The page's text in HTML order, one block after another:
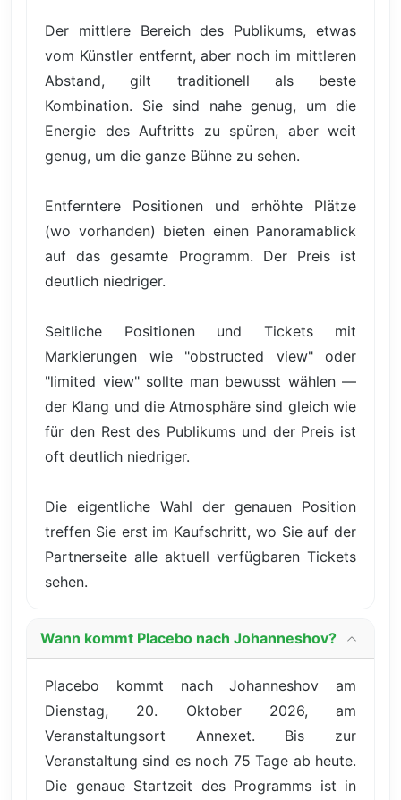
Der mittlere Bereich des Publikums, etwas
vom Künstler entfernt, aber noch im mittleren
Abstand, gilt traditionell als beste
Kombination. Sie sind nahe genug, um die
Energie des Auftritts zu spüren, aber weit
genug, um die ganze Bühne zu sehen.
Entferntere Positionen und erhöhte Plätze
(wo vorhanden) bieten einen Panoramablick
auf das gesamte Programm. Der Preis ist
deutlich niedriger.
Seitliche Positionen und Tickets mit
Markierungen wie "obstructed view" oder
"limited view" sollte man bewusst wählen —
der Klang und die Atmosphäre sind gleich wie
für den Rest des Publikums und der Preis ist
oft deutlich niedriger.
Die eigentliche Wahl der genauen Position
treffen Sie erst im Kaufschritt, wo Sie auf der
Partnerseite alle aktuell verfügbaren Tickets
sehen.
Wann kommt Placebo nach Johanneshov?
Placebo kommt nach Johanneshov am
Dienstag, 20. Oktober 2026, am
Veranstaltungsort Annexet. Bis zur
Veranstaltung sind es noch 75 Tage ab heute.
Die genaue Startzeit des Programms ist in